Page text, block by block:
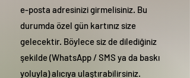
e-posta adresinizi girmelisiniz. Bu
durumda özel gün kartınız size
gelecektir. Böylece siz de dilediğiniz
şekilde (WhatsApp / SMS ya da baskı
yoluyla) alıcıya ulaştırabilirsiniz.